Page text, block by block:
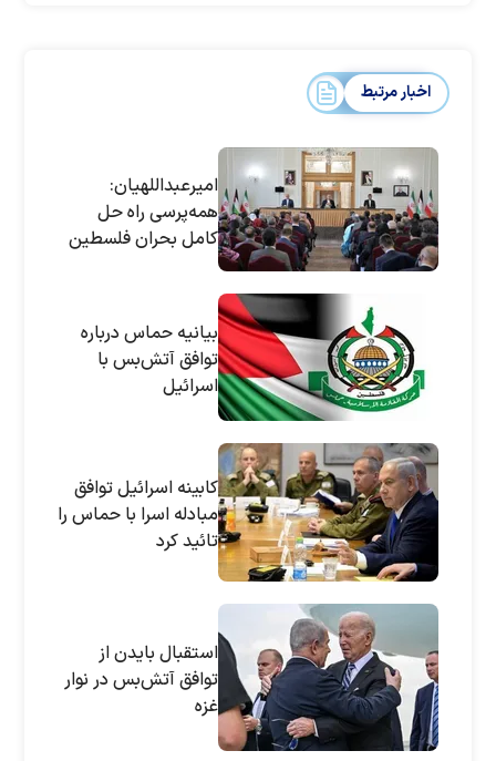
اخبار مرتبط
امیرعبداللهیان:
همه‌پرسی راه حل
کامل بحران فلسطین
بیانیه حماس درباره
توافق آتش‌بس با
اسرائیل
کابینه اسرائیل توافق
مبادله اسرا با حماس را
تائید کرد
استقبال بایدن از
توافق آتش‌بس در نوار
غزه